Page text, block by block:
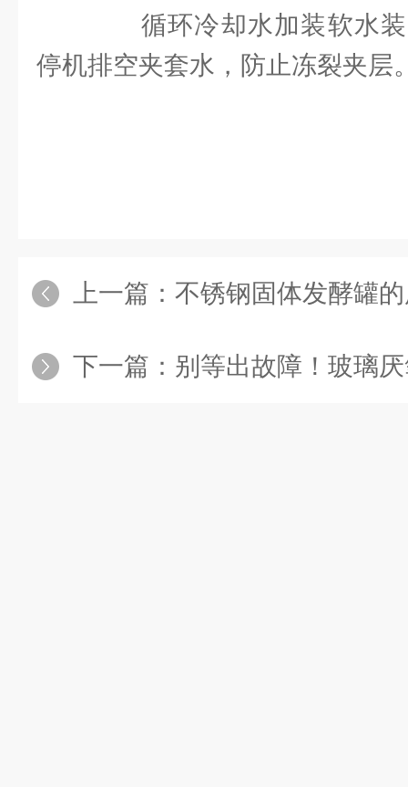
循环冷却水加装软水装
停机排空夹套水，防止冻裂夹层
上一篇： 不锈钢固体发酵罐的用途清单
下一篇： 别等出故障！玻璃厌氧发酵